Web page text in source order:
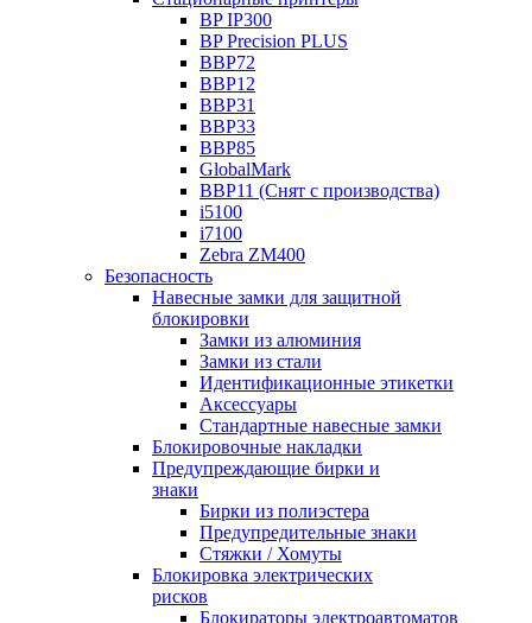
BP IP300
BP Precision PLUS
BBP72
BBP12
BBP31
BBP33
BBP85
GlobalMark
BBP11 (Снят с производства)
i5100
i7100
Zebra ZM400
Безопасность
Навесные замки для защитной
блокировки
Замки из алюминия
Замки из стали
Идентификационные этикетки
Аксессуары
Стандартные навесные замки
Блокировочные накладки
Предупреждающие бирки и
знаки
Бирки из полиэстера
Предупредительные знаки
Стяжки / Хомуты
Блокировка электрических
рисков
Блокираторы электроавтоматов